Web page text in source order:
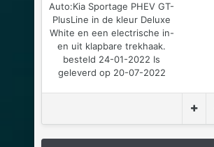
Auto:Kia Sportage PHEV GT-
PlusLine in de kleur Deluxe
White en een electrische in-
en uit klapbare trekhaak.
besteld 24-01-2022 Is
geleverd op 20-07-2022